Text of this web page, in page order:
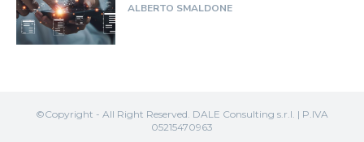
ALBERTO SMALDONE
©Copyright - All Right Reserved. DALE Consulting s.r.l. | P.IVA
05215470963